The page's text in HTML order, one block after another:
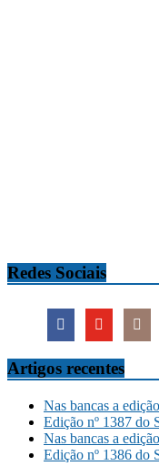
Redes Sociais
Artigos recentes
Nas bancas a
Edição nº 1387 do
Nas bancas a
Edição nº 1386 do